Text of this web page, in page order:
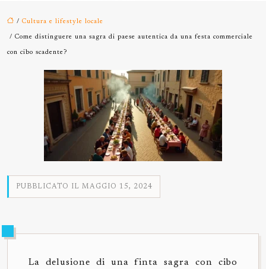
/ Cultura e lifestyle locale
/ Come distinguere una sagra di paese autentica da una festa commerciale
con cibo scadente?
PUBBLICATO IL MAGGIO 15, 2024
La delusione di una finta sagra con cibo